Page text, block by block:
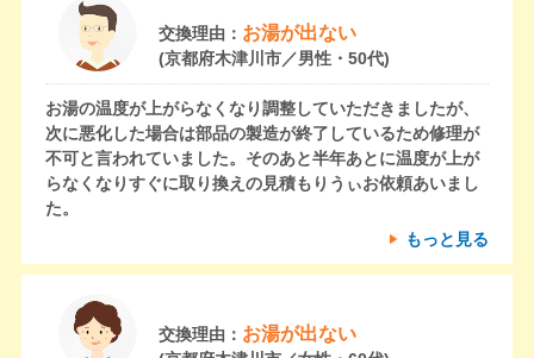
交換理由： お湯が出ない
(京都府木津川市／男性・50代)
お湯の温度が上がらなくなり調整していただきましたが、
次に悪化した場合は部品の製造が終了しているため修理が
不可と言われていました。そのあと半年あとに温度が上が
らなくなりすぐに取り換えの見積もりうぃお依頼あいまし
た。
もっと見る
交換理由： お湯が出ない